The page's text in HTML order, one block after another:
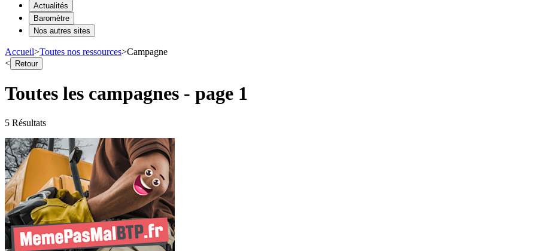
Actualités
Baromètre
Nos autres sites
Accueil>Toutes nos ressources>Campagne
< Retour
Toutes les campagnes - page 1
5 Résultats